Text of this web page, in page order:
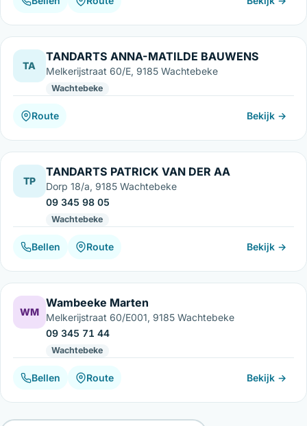
TA
TANDARTS ANNA-MATILDE BAUWENS
Melkerijstraat 60/E, 9185 Wachtebeke
Wachtebeke
Route Bekijk →
TP
TANDARTS PATRICK VAN DER AA
Dorp 18/a, 9185 Wachtebeke
09 345 98 05
Wachtebeke
Bellen Route Bekijk →
WM
Wambeeke Marten
Melkerijstraat 60/E001, 9185 Wachtebeke
09 345 71 44
Wachtebeke
Bellen Route Bekijk →